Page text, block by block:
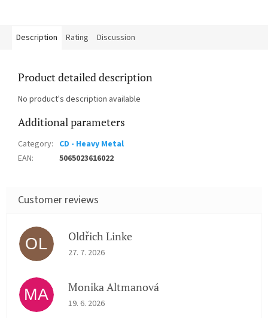
Description Rating Discussion
Product detailed description
No product's description available
Additional parameters
Category: CD - Heavy Metal
EAN: 5065023616022
OL Oldřich Linke
The store rating is 5 out of 5 stars.
27. 7. 2026
MA Monika Altmanová
The store rating is 5 out of 5 stars.
19. 6. 2026